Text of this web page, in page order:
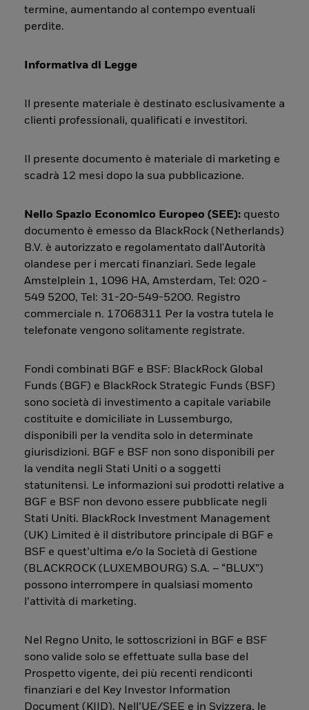
termine, aumentando al contempo eventuali
perdite.
Informativa di Legge
Il presente materiale è destinato esclusivamente a
clienti professionali, qualificati e investitori.
Il presente documento è materiale di marketing e
scadrà 12 mesi dopo la sua pubblicazione.
Nello Spazio Economico Europeo (SEE): questo
documento è emesso da BlackRock (Netherlands)
B.V. è autorizzato e regolamentato dall'Autorità
olandese per i mercati finanziari. Sede legale
Amstelplein 1, 1096 HA, Amsterdam, Tel: 020 -
549 5200, Tel: 31-20-549-5200. Registro
commerciale n. 17068311 Per la vostra tutela le
telefonate vengono solitamente registrate.
Fondi combinati BGF e BSF: BlackRock Global
Funds (BGF) e BlackRock Strategic Funds (BSF)
sono società di investimento a capitale variabile
costituite e domiciliate in Lussemburgo,
disponibili per la vendita solo in determinate
giurisdizioni. BGF e BSF non sono disponibili per
la vendita negli Stati Uniti o a soggetti
statunitensi. Le informazioni sui prodotti relative a
BGF e BSF non devono essere pubblicate negli
Stati Uniti. BlackRock Investment Management
(UK) Limited è il distributore principale di BGF e
BSF e quest’ultima e/o la Società di Gestione
(BLACKROCK (LUXEMBOURG) S.A. – “BLUX”)
possono interrompere in qualsiasi momento
l’attività di marketing.
Nel Regno Unito, le sottoscrizioni in BGF e BSF
sono valide solo se effettuate sulla base del
Prospetto vigente, dei più recenti rendiconti
finanziari e del Key Investor Information
Document (KIID). Nell’UE/SEE e in Svizzera, le